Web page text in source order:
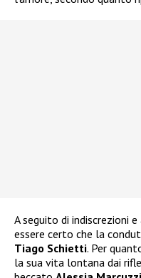
A seguito di indiscrezioni
essere certo che la
Tiago Schietti. Per
la sua vita lontana dai